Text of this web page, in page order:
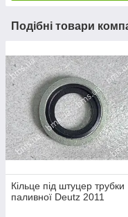
Подібні товари
Кільце під штуцер трубки
паливної Deutz 2011